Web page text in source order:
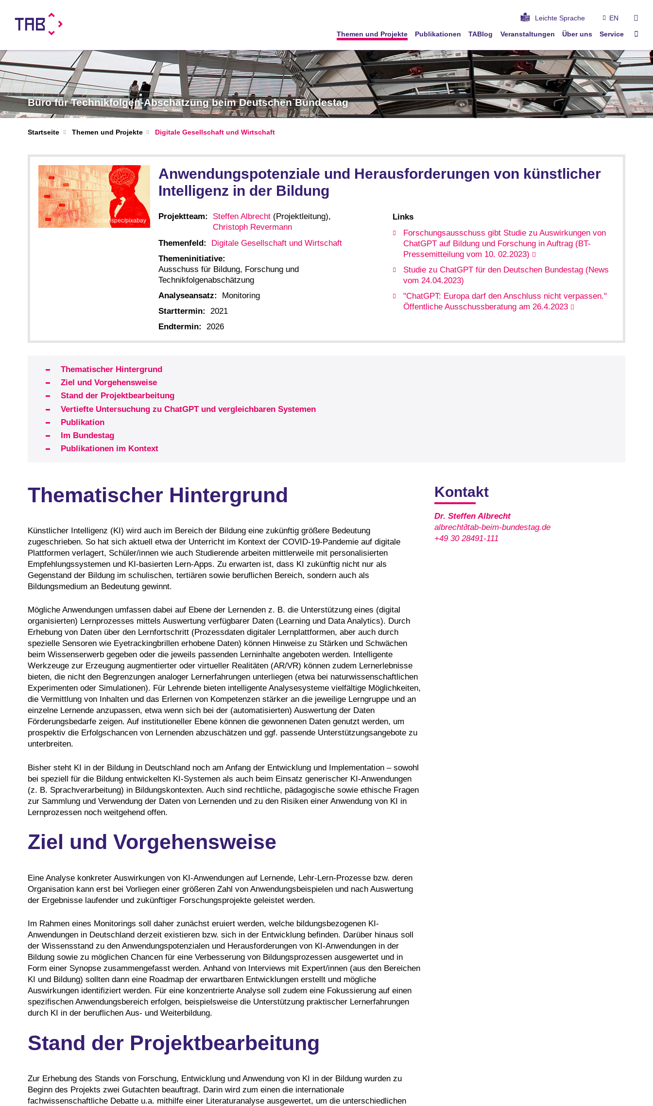
Leichte Sprache EN
Themen und Projekte Publikationen TABlog Veranstaltungen Über uns Service
Büro für Technikfolgen-Abschätzung beim Deutschen Bundestag
Startseite Themen und Projekte Digitale Gesellschaft und Wirtschaft
chenspec/pixabay
Anwendungspotenziale und Herausforderungen von künstlicher
Intelligenz in der Bildung
Projektteam: Steffen Albrecht (Projektleitung),
Christoph Revermann
Themenfeld:
Digitale Gesellschaft und Wirtschaft
Themeninitiative:
Ausschuss für Bildung, Forschung und
Technikfolgenabschätzung
Analyseansatz:
Monitoring
Starttermin:
2021
Endtermin:
2026
Links
Forschungsausschuss gibt Studie zu Auswirkungen von
ChatGPT auf Bildung und Forschung in Auftrag (BT-
Pressemitteilung vom 10. 02.2023)
Studie zu ChatGPT für den Deutschen Bundestag (News
vom 24.04.2023)
"ChatGPT: Europa darf den Anschluss nicht verpassen."
Öffentliche Ausschussberatung am 26.4.2023
Thematischer Hintergrund
Ziel und Vorgehensweise
Stand der Projektbearbeitung
Vertiefte Untersuchung zu ChatGPT und vergleichbaren Systemen
Publikation
Im Bundestag
Publikationen im Kontext
Thematischer Hintergrund
Künstlicher Intelligenz (KI) wird auch im Bereich der Bildung eine zukünftig größere Bedeutung
zugeschrieben. So hat sich aktuell etwa der Unterricht im Kontext der COVID-19-Pandemie auf digitale
Plattformen verlagert, Schüler/innen wie auch Studierende arbeiten mittlerweile mit personalisierten
Empfehlungssystemen und KI-basierten Lern-Apps. Zu erwarten ist, dass KI zukünftig nicht nur als
Gegenstand der Bildung im schulischen, tertiären sowie beruflichen Bereich, sondern auch als
Bildungsmedium an Bedeutung gewinnt.
Mögliche Anwendungen umfassen dabei auf Ebene der Lernenden z. B. die Unterstützung eines (digital
organisierten) Lernprozesses mittels Auswertung verfügbarer Daten (Learning und Data Analytics). Durch
Erhebung von Daten über den Lernfortschritt (Prozessdaten digitaler Lernplattformen, aber auch durch
spezielle Sensoren wie Eyetrackingbrillen erhobene Daten) können Hinweise zu Stärken und Schwächen
beim Wissenserwerb gegeben oder die jeweils passenden Lerninhalte angeboten werden. Intelligente
Werkzeuge zur Erzeugung augmentierter oder virtueller Realitäten (AR/VR) können zudem Lernerlebnisse
bieten, die nicht den Begrenzungen analoger Lernerfahrungen unterliegen (etwa bei naturwissenschaftlichen
Experimenten oder Simulationen). Für Lehrende bieten intelligente Analysesysteme vielfältige Möglichkeiten,
die Vermittlung von Inhalten und das Erlernen von Kompetenzen stärker an die jeweilige Lerngruppe und an
einzelne Lernende anzupassen, etwa wenn sich bei der (automatisierten) Auswertung der Daten
Förderungsbedarfe zeigen. Auf institutioneller Ebene können die gewonnenen Daten genutzt werden, um
prospektiv die Erfolgschancen von Lernenden abzuschätzen und ggf. passende Unterstützungsangebote zu
unterbreiten.
Bisher steht KI in der Bildung in Deutschland noch am Anfang der Entwicklung und Implementation – sowohl
bei speziell für die Bildung entwickelten KI-Systemen als auch beim Einsatz generischer KI-Anwendungen
(z. B. Sprachverarbeitung) in Bildungskontexten. Auch sind rechtliche, pädagogische sowie ethische Fragen
zur Sammlung und Verwendung der Daten von Lernenden und zu den Risiken einer Anwendung von KI in
Lernprozessen noch weitgehend offen.
Ziel und Vorgehensweise
Eine Analyse konkreter Auswirkungen von KI-Anwendungen auf Lernende, Lehr-Lern-Prozesse bzw. deren
Organisation kann erst bei Vorliegen einer größeren Zahl von Anwendungsbeispielen und nach Auswertung
der Ergebnisse laufender und zukünftiger Forschungsprojekte geleistet werden.
Im Rahmen eines Monitorings soll daher zunächst eruiert werden, welche bildungsbezogenen KI-
Anwendungen in Deutschland derzeit existieren bzw. sich in der Entwicklung befinden. Darüber hinaus soll
der Wissensstand zu den Anwendungspotenzialen und Herausforderungen von KI-Anwendungen in der
Bildung sowie zu möglichen Chancen für eine Verbesserung von Bildungsprozessen ausgewertet und in
Form einer Synopse zusammengefasst werden. Anhand von Interviews mit Expert/innen (aus den Bereichen
KI und Bildung) sollten dann eine Roadmap der erwartbaren Entwicklungen erstellt und mögliche
Auswirkungen identifiziert werden. Für eine konzentrierte Analyse soll zudem eine Fokussierung auf einen
spezifischen Anwendungsbereich erfolgen, beispielsweise die Unterstützung praktischer Lernerfahrungen
durch KI in der beruflichen Aus- und Weiterbildung.
Stand der Projektbearbeitung
Zur Erhebung des Stands von Forschung, Entwicklung und Anwendung von KI in der Bildung wurden zu
Beginn des Projekts zwei Gutachten beauftragt. Darin wird zum einen die internationale
fachwissenschaftliche Debatte u.a. mithilfe einer Literaturanalyse ausgewertet, um die unterschiedlichen
Kontakt
Dr. Steffen Albrecht
albrecht∂tab-beim-bundestag.de
+49 30 28491-111